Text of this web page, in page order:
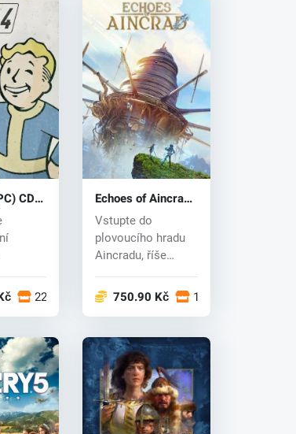
CD
Fallout22 obchodech
Echoes of Aincrad
(PC) key
Vstupte do
plovoucího hradu
Aincradu, říše
věčného nebez...
750.90 Kč 14 obchodech